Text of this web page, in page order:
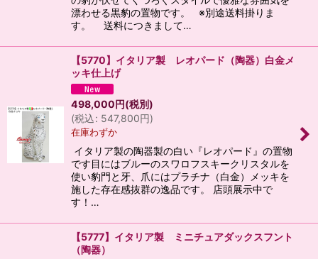
漂わせる黒豹の置物です。 ※別途送料掛りま
す。 送料につきまして…
【5770】イタリア製 レオパード（陶器）白金メ
ッキ仕上げ
498,000円(税別)
(税込: 547,800円)
在庫わずか
イタリア製の陶器製の白い『レオパード』の置物
です目にはブルーのスワロフスキークリスタルを
使い豹門と牙、爪にはプラチナ（白金）メッキを
施した存在感抜群の逸品です。 店頭展示中で
す！…
【5777】イタリア製 ミニチュアダックスフント
（陶器）